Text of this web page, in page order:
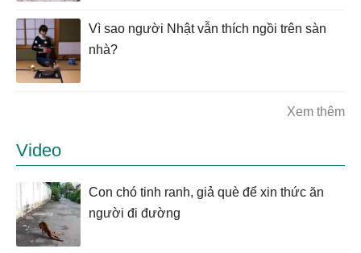
Vì sao người Nhật vẫn thích ngồi trên sàn
nhà?
Xem thêm
Video
Con chó tinh ranh, giả què để xin thức ăn
người đi đường